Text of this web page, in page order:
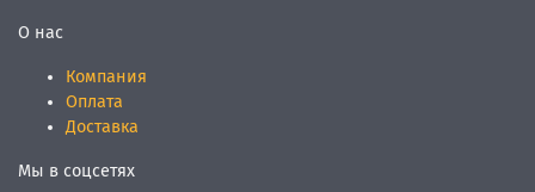
О нас
Компания
Оплата
Доставка
Мы в соцсетях